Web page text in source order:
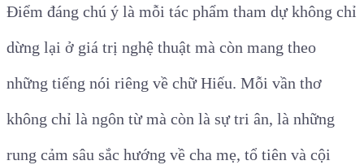
Điểm đáng chú ý là mỗi tác phẩm tham dự không chỉ
dừng lại ở giá trị nghệ thuật mà còn mang theo
những tiếng nói riêng về chữ Hiếu. Mỗi vần thơ
không chỉ là ngôn từ mà còn là sự tri ân, là những
rung cảm sâu sắc hướng về cha mẹ, tổ tiên và cội